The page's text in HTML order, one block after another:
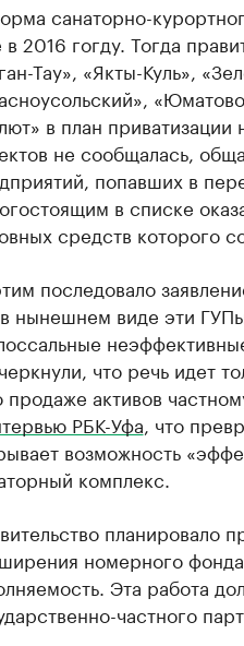
санаторно-
2016 гогду. Тогда
Тау», «Якты-Куль»,
в план
не сообщалась,
попавших в
в списке
средств которого
последовало
нынешнем виде эти
что речь идет
продаже активов
РБК-Уфа , что
возможность
комплекс.
планировало
номерного
Эта работа
частного